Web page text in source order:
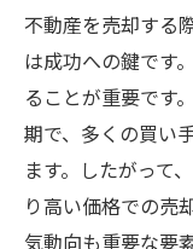
不動産を売却する
は成功への鍵です
ることが重要です
期で、多くの買い
ます。したがって
り高い価格での売